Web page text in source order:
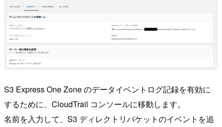
S3 Express One Zone のデータイベントログ記録を有効に
するために、CloudTrail コンソールに移動します。
名前を入力して、S3 ディレクトリバケットのイベントを追